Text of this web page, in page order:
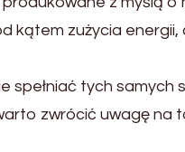
kątem zużycia energii,
spełniać tych samych
zwrócić uwagę na